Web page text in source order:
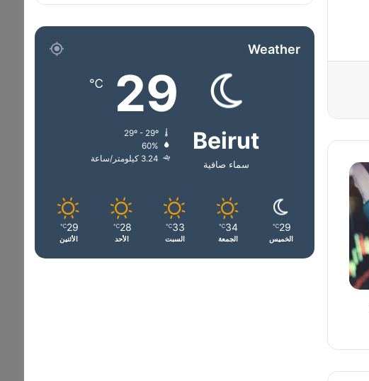
Weather
Beirut
سماء صافية
29
℃
60%
3.24 كيلومتر/ساعة
29
℃
الخميس
34
℃
الجمعة
33
℃
السبت
28
℃
الأحد
29
℃
الأثنين